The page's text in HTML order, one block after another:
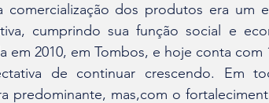
comercialização dos produtos era um
cumprindo sua função social e
em 2010, em Tombos, e hoje conta com
de continuar crescendo. Em
predominante, mas,com o